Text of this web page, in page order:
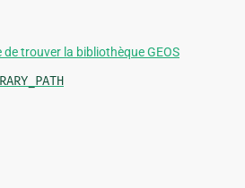
de trouver la bibliothèque GEOS